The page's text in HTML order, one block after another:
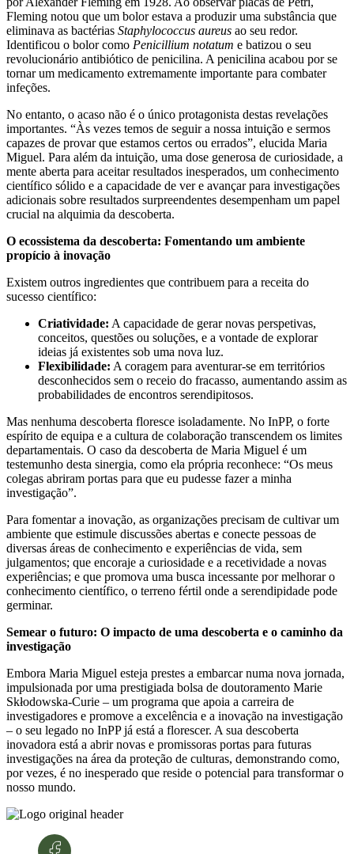
Fleming notou que um bolor estava a produzir uma substância que
eliminava as bactérias Staphylococcus aureus ao seu redor.
Identificou o bolor como Penicillium notatum e batizou o seu
revolucionário antibiótico de penicilina. A penicilina acabou por se
tornar um medicamento extremamente importante para combater
infeções.
No entanto, o acaso não é o único protagonista destas revelações
importantes. “Às vezes temos de seguir a nossa intuição e sermos
capazes de provar que estamos certos ou errados”, elucida Maria
Miguel. Para além da intuição, uma dose generosa de curiosidade, a
mente aberta para aceitar resultados inesperados, um conhecimento
científico sólido e a capacidade de ver e avançar para investigações
adicionais sobre resultados surpreendentes desempenham um papel
crucial na alquimia da descoberta.
O ecossistema da descoberta: Fomentando um ambiente
propício à inovação
Existem outros ingredientes que contribuem para a receita do
sucesso científico:
Criatividade: A capacidade de gerar novas perspetivas,
conceitos, questões ou soluções, e a vontade de explorar
ideias já existentes sob uma nova luz.
Flexibilidade: A coragem para aventurar-se em territórios
desconhecidos sem o receio do fracasso, aumentando assim as
probabilidades de encontros serendipitosos.
Mas nenhuma descoberta floresce isoladamente. No InPP, o forte
espírito de equipa e a cultura de colaboração transcendem os limites
departamentais. O caso da descoberta de Maria Miguel é um
testemunho desta sinergia, como ela própria reconhece: “Os meus
colegas abriram portas para que eu pudesse fazer a minha
investigação”.
Para fomentar a inovação, as organizações precisam de cultivar um
ambiente que estimule discussões abertas e conecte pessoas de
diversas áreas de conhecimento e experiências de vida, sem
julgamentos; que encoraje a curiosidade e a recetividade a novas
experiências; e que promova uma busca incessante por melhorar o
conhecimento científico, o terreno fértil onde a serendipidade pode
germinar.
Semear o futuro: O impacto de uma descoberta e o caminho da
investigação
Embora Maria Miguel esteja prestes a embarcar numa nova jornada,
impulsionada por uma prestigiada bolsa de doutoramento Marie
Skłodowska-Curie – um programa que apoia a carreira de
investigadores e promove a excelência e a inovação na investigação
– o seu legado no InPP já está a florescer. A sua descoberta
inovadora está a abrir novas e promissoras portas para futuras
investigações na área da proteção de culturas, demonstrando como,
por vezes, é no inesperado que reside o potencial para transformar o
nosso mundo.